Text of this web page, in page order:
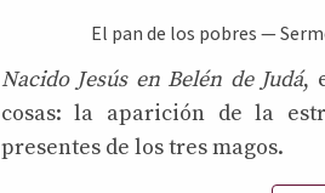
El pan de los pobres —
Nacido Jesús en Belén de Judá,
cosas: la aparición de la
presentes de los tres magos.